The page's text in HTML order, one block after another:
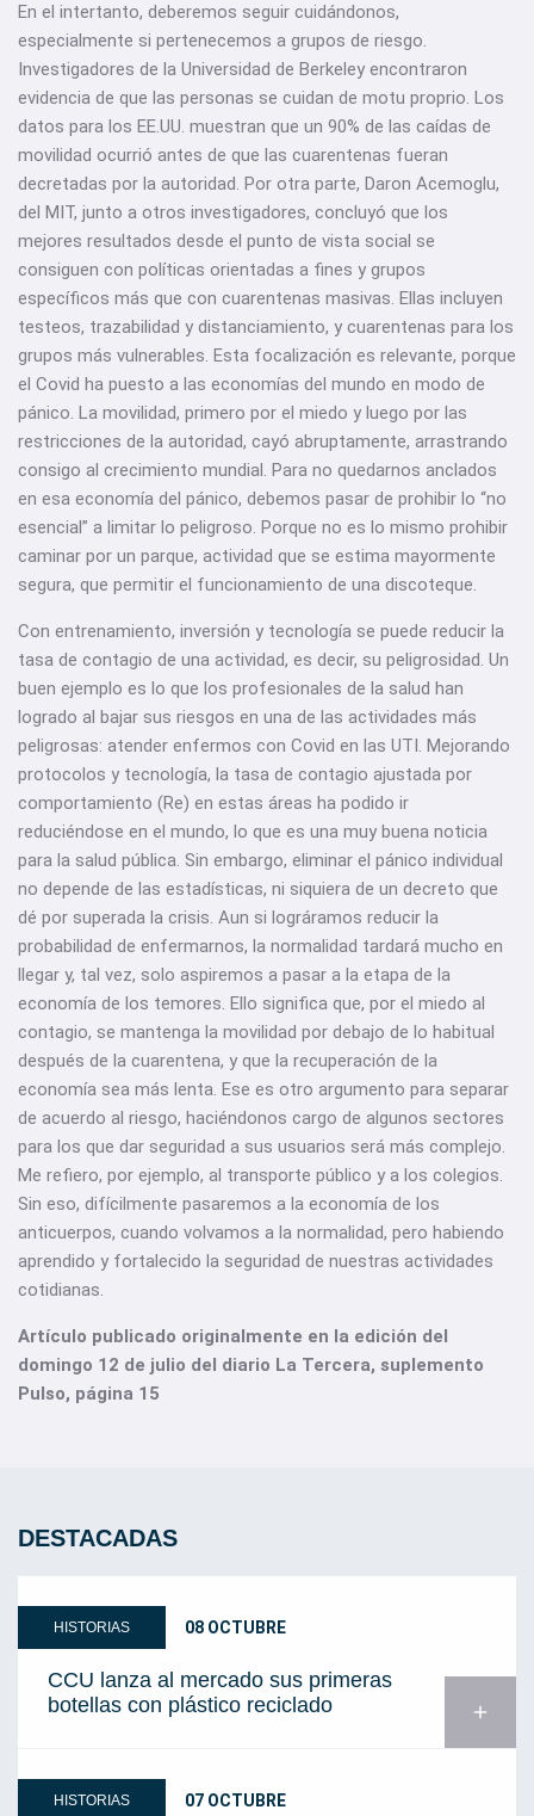
En el intertanto, deberemos seguir cuidándonos,
especialmente si pertenecemos a grupos de riesgo.
Investigadores de la Universidad de Berkeley encontraron
evidencia de que las personas se cuidan de motu proprio. Los
datos para los EE.UU. muestran que un 90% de las caídas de
movilidad ocurrió antes de que las cuarentenas fueran
decretadas por la autoridad. Por otra parte, Daron Acemoglu,
del MIT, junto a otros investigadores, concluyó que los
mejores resultados desde el punto de vista social se
consiguen con políticas orientadas a fines y grupos
específicos más que con cuarentenas masivas. Ellas incluyen
testeos, trazabilidad y distanciamiento, y cuarentenas para los
grupos más vulnerables. Esta focalización es relevante, porque
el Covid ha puesto a las economías del mundo en modo de
pánico. La movilidad, primero por el miedo y luego por las
restricciones de la autoridad, cayó abruptamente, arrastrando
consigo al crecimiento mundial. Para no quedarnos anclados
en esa economía del pánico, debemos pasar de prohibir lo “no
esencial” a limitar lo peligroso. Porque no es lo mismo prohibir
caminar por un parque, actividad que se estima mayormente
segura, que permitir el funcionamiento de una discoteque.
Con entrenamiento, inversión y tecnología se puede reducir la
tasa de contagio de una actividad, es decir, su peligrosidad. Un
buen ejemplo es lo que los profesionales de la salud han
logrado al bajar sus riesgos en una de las actividades más
peligrosas: atender enfermos con Covid en las UTI. Mejorando
protocolos y tecnología, la tasa de contagio ajustada por
comportamiento (Re) en estas áreas ha podido ir
reduciéndose en el mundo, lo que es una muy buena noticia
para la salud pública. Sin embargo, eliminar el pánico individual
no depende de las estadísticas, ni siquiera de un decreto que
dé por superada la crisis. Aun si lográramos reducir la
probabilidad de enfermarnos, la normalidad tardará mucho en
llegar y, tal vez, solo aspiremos a pasar a la etapa de la
economía de los temores. Ello significa que, por el miedo al
contagio, se mantenga la movilidad por debajo de lo habitual
después de la cuarentena, y que la recuperación de la
economía sea más lenta. Ese es otro argumento para separar
de acuerdo al riesgo, haciéndonos cargo de algunos sectores
para los que dar seguridad a sus usuarios será más complejo.
Me refiero, por ejemplo, al transporte público y a los colegios.
Sin eso, difícilmente pasaremos a la economía de los
anticuerpos, cuando volvamos a la normalidad, pero habiendo
aprendido y fortalecido la seguridad de nuestras actividades
cotidianas.
Artículo publicado originalmente en la edición del
domingo 12 de julio del diario La Tercera, suplemento
Pulso, página 15
DESTACADAS
HISTORIAS 08 OCTUBRE
CCU lanza al mercado sus primeras
botellas con plástico reciclado
add
HISTORIAS 07 OCTUBRE